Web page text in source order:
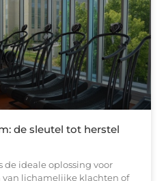
de sleutel tot herstel
de ideale oplossing voor
van lichamelijke klachten of